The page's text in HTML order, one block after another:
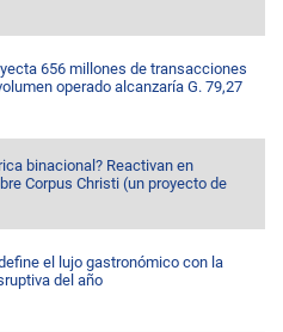
656 millones de transacciones
operado alcanzaría G. 79,27
binacional? Reactivan en
Corpus Christi (un proyecto de
el lujo gastronómico con la
del año